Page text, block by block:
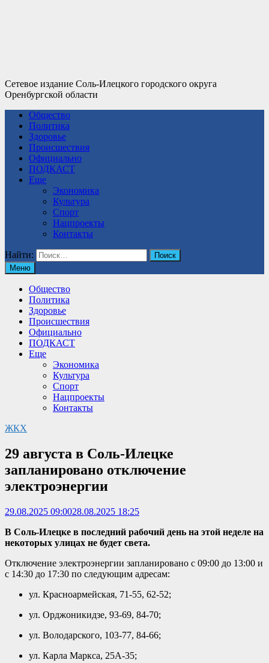
Сетевое издание Соль-Илецкого городского округа
Оренбургской области
Общество
Политика
Здоровье
Происшествия
Официально
ПОДКАСТ
Еще
Экономика
Культура
Спорт
Нацпроекты
Контакты
Найти:
Меню
Общество
Политика
Здоровье
Происшествия
Официально
ПОДКАСТ
Еще
Экономика
Культура
Спорт
Нацпроекты
Контакты
ЖКХ
29 августа в Соль-Илецке
запланировано отключение
электроэнергии
29.08.2025 09:0028.08.2025 18:25
В Соль-Илецке в последний рабочий день на этой неделе на
некоторых улицах не будет света.
Отключение электроэнергии запланировано с 09:00 до 13:00 и
с 14:30 до 17:30 по следующим адресам:
ул. Красноармейская, 71-55, 62-52;
ул. Орджоникидзе, 93-69, 84-70;
ул. Володарского, 103-77, 84-66;
ул. Карла Маркса, 25А-35;